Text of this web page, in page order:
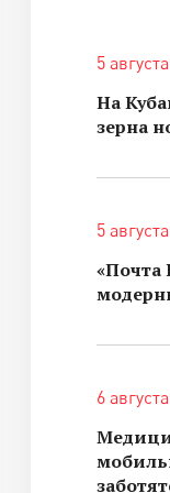
5
На
зерна
5
«Почта
6